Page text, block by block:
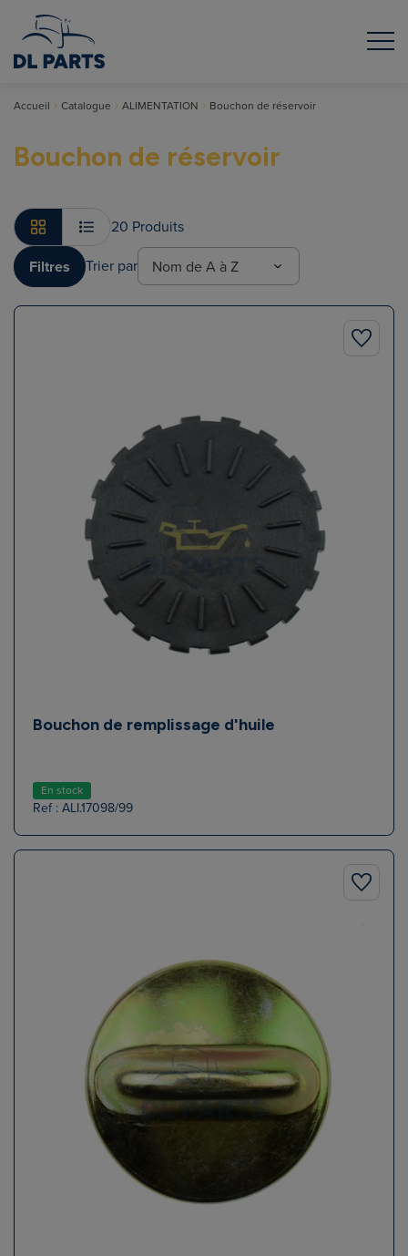
Accueil Catalogue ALIMENTATION Bouchon de réservoir
Bouchon de réservoir
20 Produits
Filtres
Trier par
Bouchon de remplissage d'huile
En stock
Ref : ALI.17098/99